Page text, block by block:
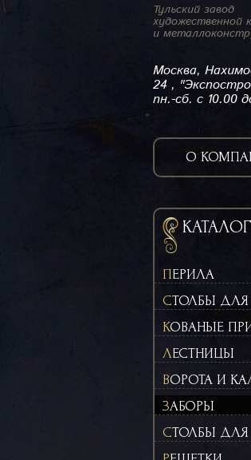
Тульский завод
художественной
и
Москва,
24 ,
пн.-сб. с 10.00
О
КАТАЛОГ
ПЕРИЛА
СТОЛБЫ
КОВАНЫЕ
ЛЕСТНИЦЫ
ВОРОТА И
ЗАБОРЫ
СТОЛБЫ